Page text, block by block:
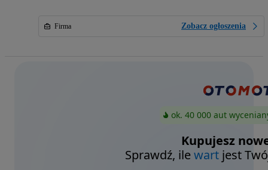
Firma Zobacz ogłoszenia
ok. 40 000 aut
Kupujesz
Sprawdź, ilewart jest